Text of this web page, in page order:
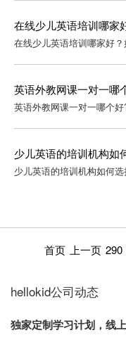
在线少儿英语培训哪家
在线少儿英语培训哪家好
英语外教网课一对一哪
英语外教网课一对一哪个
少儿英语的培训机构如
少儿英语的培训机构如何
首页 上一页 290
hellokid公司动态
独家定制学习计划，线